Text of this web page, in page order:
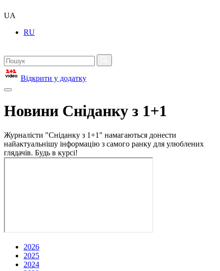
UA
RU
Відкрити у додатку
Новини Сніданку з 1+1
Журналісти "Сніданку з 1+1" намагаються донести
найактуальнішу інформацію з самого ранку для улюблених
глядачів. Будь в курсі!
2026
2025
2024